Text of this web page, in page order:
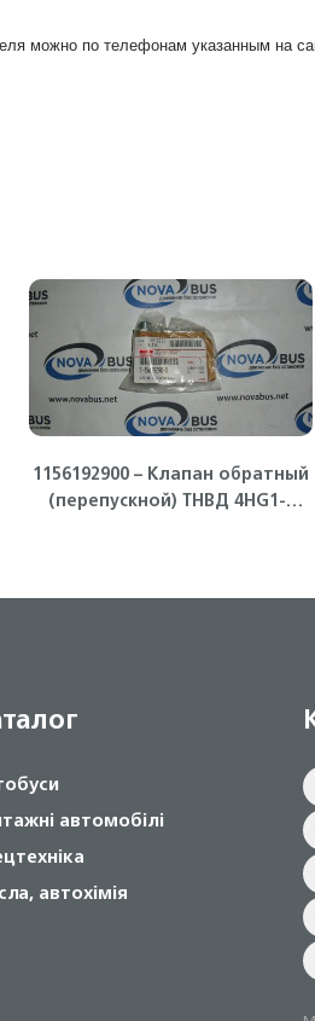
можно по телефонам указанным на
1156192900 – Клапан обратный
(перепускной) ТНВД 4HG1-T
автомобілі
автохімія